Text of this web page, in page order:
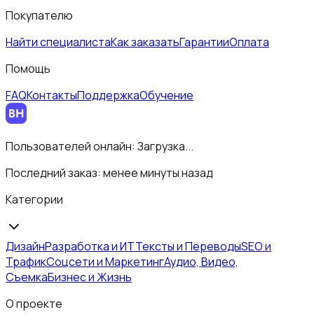
Покупателю
Найти специалистаКак заказатьГарантииОплата
Помощь
FAQКонтактыПоддержкаОбучение
Пользователей онлайн: Загрузка...
Последний заказ: менее минуты назад
Категории
ДизайнРазработка и ИТТексты и ПереводыSEO и
ТрафикСоцсети и МаркетингАудио, Видео,
СъемкаБизнес и Жизнь
О проекте